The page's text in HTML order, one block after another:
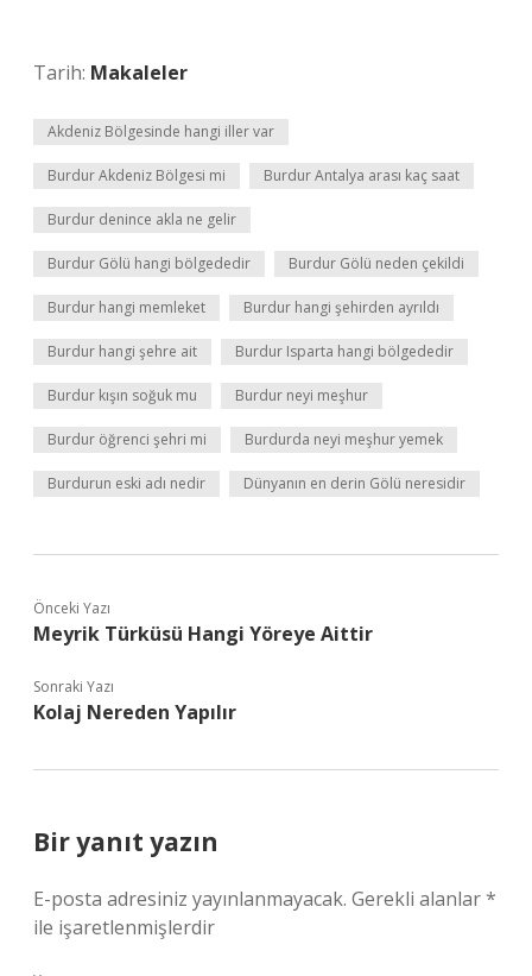
Tarih: Makaleler
Akdeniz Bölgesinde hangi iller var
Burdur Akdeniz Bölgesi mi Burdur Antalya arası kaç saat
Burdur denince akla ne gelir
Burdur Gölü hangi bölgededir Burdur Gölü neden çekildi
Burdur hangi memleket Burdur hangi şehirden ayrıldı
Burdur hangi şehre ait Burdur Isparta hangi bölgededir
Burdur kışın soğuk mu Burdur neyi meşhur
Burdur öğrenci şehri mi Burdurda neyi meşhur yemek
Burdurun eski adı nedir Dünyanın en derin Gölü neresidir
Önceki Yazı
Meyrik Türküsü Hangi Yöreye Aittir
Sonraki Yazı
Kolaj Nereden Yapılır
Bir yanıt yazın
E-posta adresiniz yayınlanmayacak. Gerekli alanlar*
ile işaretlenmişlerdir